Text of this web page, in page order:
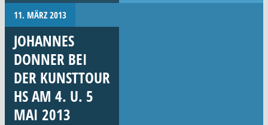
11. MÄRZ 2013
JOHANNES
DONNER BEI
DER KUNSTTOUR
HS AM 4. U. 5
MAI 2013